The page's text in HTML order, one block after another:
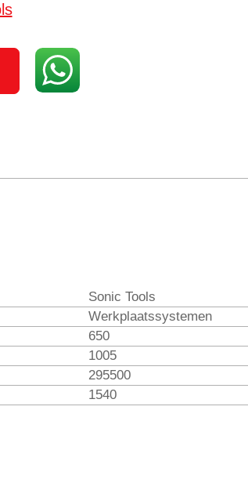
Sonic Tools
Werkplaatssystemen
650
1005
295500
1540